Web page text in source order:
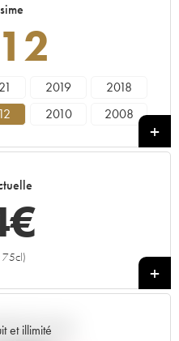
2019
2018
2010
2008
€
75cl)
+
et illimité
de la cote